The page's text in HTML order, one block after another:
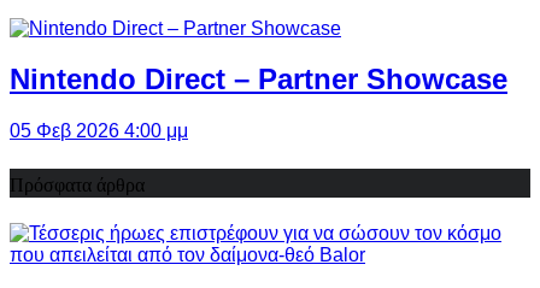
Nintendo Direct – Partner Showcase
05 Φεβ 2026 4:00 μμ
Πρόσφατα άρθρα